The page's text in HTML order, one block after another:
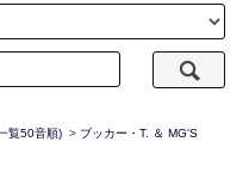
覧50音順) > ブッカー・T. ＆ MG'S